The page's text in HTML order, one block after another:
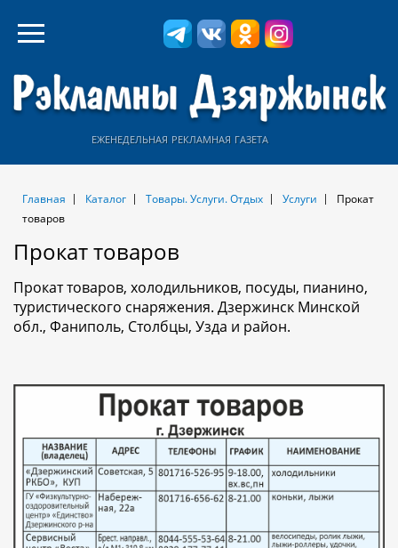
еженедельная рекламная газета
Главная Каталог Товары. Услуги. Отдых Услуги
Прокат
товаров
Прокат товаров
Прокат товаров, холодильников, посуды, пианино,
туристического снаряжения. Дзержинск Минской
обл., Фаниполь, Столбцы, Узда и район.